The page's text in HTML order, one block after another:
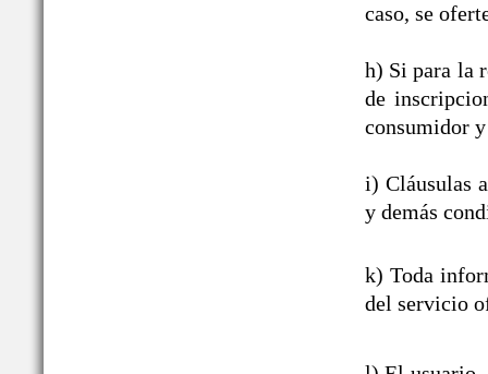
caso, se
h) Si para la
de
consumidor
i) Cláusulas
y demás
k) Toda
del servicio